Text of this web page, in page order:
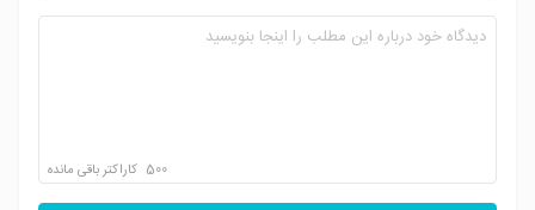
500 کاراکتر باقی مانده